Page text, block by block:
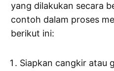
yang dilakukan secara
contoh dalam proses
berikut ini:
Siapkan cangkir atau